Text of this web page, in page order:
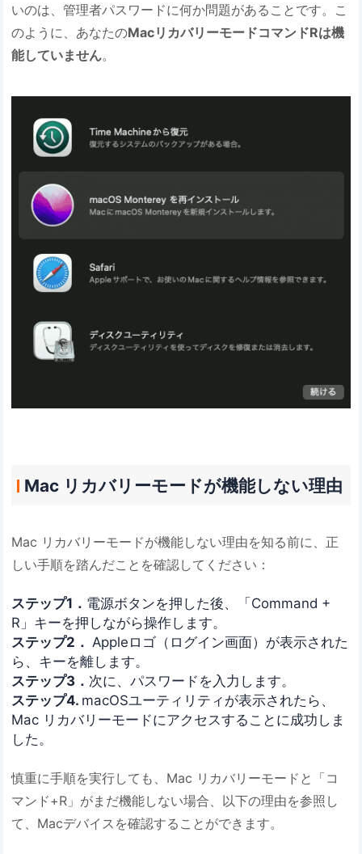
いのは、管理者パスワードに何か問題があることです。こ
のように、あなたのMacリカバリーモードコマンドRは機
能していません。
Mac リカバリーモードが機能しない理由
Mac リカバリーモードが機能しない理由を知る前に、正
しい手順を踏んだことを確認してください：
ステップ1． 電源ボタンを押した後、「Command +
R」キーを押しながら操作します。
ステップ2． Appleロゴ（ログイン画面）が表示された
ら、キーを離します。
ステップ3． 次に、パスワードを入力します。
ステップ4. macOSユーティリティが表示されたら、
Mac リカバリーモードにアクセスすることに成功しま
した。
慎重に手順を実行しても、Mac リカバリーモードと「コ
マンド+R」がまだ機能しない場合、以下の理由を参照し
て、Macデバイスを確認することができます。